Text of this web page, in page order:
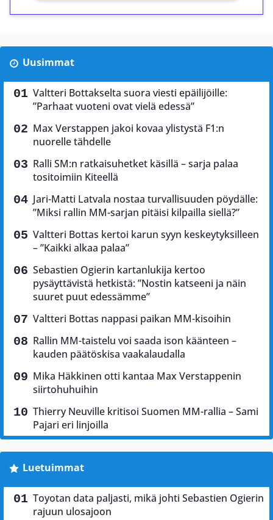
Uusimmat
Valtteri Bottakselta suora viesti epäilijöille:
”Parhaat vuoteni ovat vielä edessä”
Max Verstappen jakoi kovaa ylistystä F1:n
nuorelle tähdelle
Ralli SM:n ratkaisuhetket käsillä – sarja palaa
tositoimiin Kiteellä
Jari-Matti Latvala nostaa turvallisuuden pöydälle:
”Miksi rallin MM-sarjan pitäisi kilpailla siellä?”
Valtteri Bottas kertoi karun syyn keskeytyksilleen
– ”Kaikki alkaa palaa”
Sebastien Ogierin kartanlukija kertoo
pysäyttävistä hetkistä: ”Nostin katseeni ja näin
suuret puut edessämme”
Valtteri Bottas nappasi paikan MM-kisoihin
Rallin MM-taistelu voi saada ison käänteen –
kauden päätöskisa vaakalaudalla
Mika Häkkinen otti kantaa Max Verstappenin
siirtohuhuihin
Thierry Neuville kritisoi Suomen MM-rallia – Sami
Pajari eri linjoilla
Luetuimmat
Toyotan data paljasti, mikä johti Sebastien Ogierin
rajuun ulosajoon